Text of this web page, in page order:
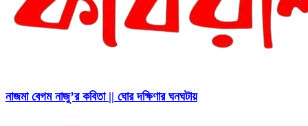
নাজমা বেগম নাজু’র কবিতা || ঘোর দক্ষিণার ঘনঘটায়